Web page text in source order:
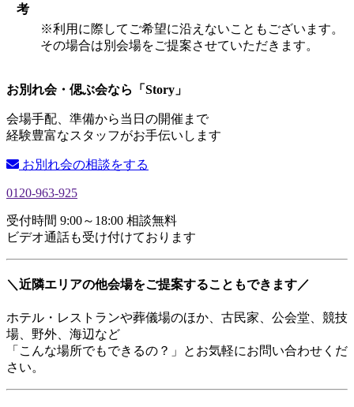
考
※利用に際してご希望に沿えないこともございます。
その場合は別会場をご提案させていただきます。
お別れ会・偲ぶ会なら「Story」
会場手配、準備から当日の開催まで
経験豊富なスタッフがお手伝いします
お別れ会の相談をする
0120-963-925
受付時間 9:00～18:00 相談無料
ビデオ通話も受け付けております
＼近隣エリアの他会場をご提案することもできます／
ホテル・レストランや葬儀場のほか、古民家、公会堂、競技
場、野外、海辺など
「こんな場所でもできるの？」とお気軽にお問い合わせくだ
さい。